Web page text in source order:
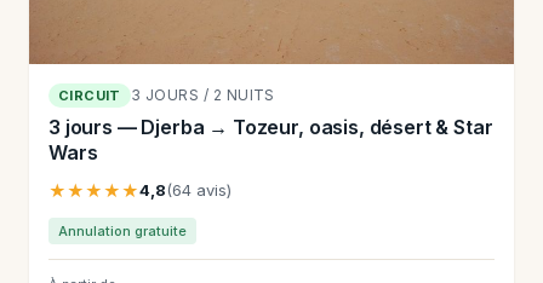
CIRCUIT 3 JOURS / 2 NUITS
3 jours — Djerba → Tozeur, oasis, désert & Star
Wars
★★★★★4,8(64 avis)
Annulation gratuite